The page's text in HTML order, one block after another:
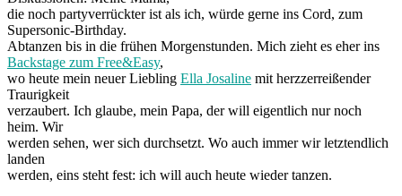
die noch partyverrückter ist als ich, würde gerne ins Cord, zum
Supersonic-Birthday.
Abtanzen bis in die frühen Morgenstunden. Mich zieht es eher ins
Backstage zum Free&Easy,
wo heute mein neuer Liebling Ella Josaline mit herzzerreißender
Traurigkeit
verzaubert. Ich glaube, mein Papa, der will eigentlich nur noch
heim. Wir
werden sehen, wer sich durchsetzt. Wo auch immer wir letztendlich
landen
werden, eins steht fest: ich will auch heute wieder tanzen.